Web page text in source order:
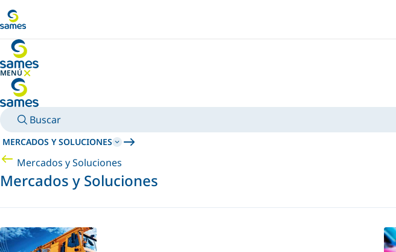
MENÚ
OCULTAR MENÚ
Buscar
MERCADOS Y SOLUCIONES
Mercados y Soluciones
Mercados y Soluciones